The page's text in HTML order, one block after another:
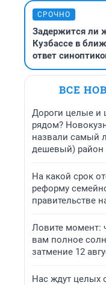
СРОЧНО
Задержится ли
Кузбассе в
ответ
ВСЕ
Дороги целые и
рядом?
назвали самый
дешевый) район
На какой срок
реформу
правительстве
Ловите момент:
вам полное
затмение 12
Нас ждут целых